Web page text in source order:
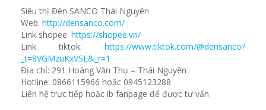
Siêu thị Đèn SANCO Thái Nguyên
Web: http://densanco.com/
Link shopee: https://shopee.vn/
Link tiktok: https://www.tiktok.com/@densanco?
_t=8VGMzuKxVSL&_r=1
Địa chỉ: 291 Hoàng Văn Thụ – Thái Nguyên
Hotline: 0866115966 hoặc 0945123288
Liên hệ trực tiếp hoặc ib fanpage để được tư vấn